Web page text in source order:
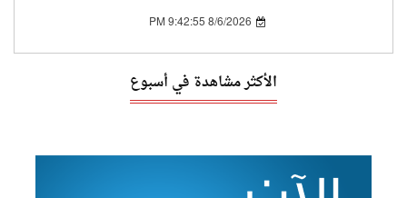
8/6/2026 9:42:55 PM
الأكثر مشاهدة في أسبوع